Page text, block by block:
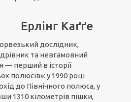
Ерлінг Каґґе
дослідник,
та невгамовний
— перший в історії
полюсів»: у 1990 році
до Північного полюса, у
1310 кілометрів пішки,